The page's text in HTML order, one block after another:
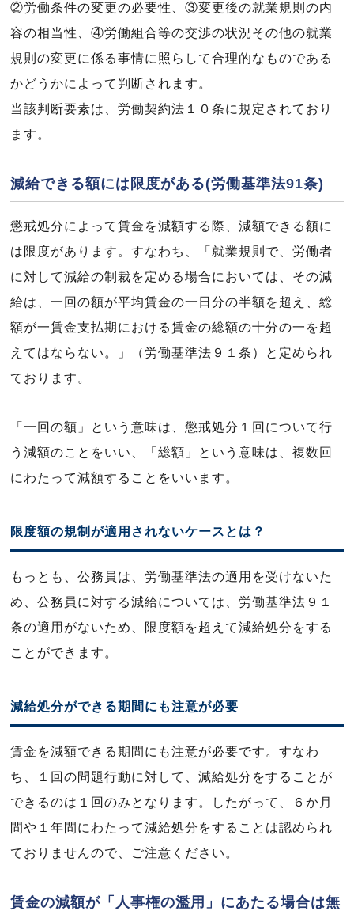
②労働条件の変更の必要性、③変更後の就業規則の内
容の相当性、④労働組合等の交渉の状況その他の就業
規則の変更に係る事情に照らして合理的なものである
かどうかによって判断されます。
当該判断要素は、労働契約法１０条に規定されており
ます。
減給できる額には限度がある(労働基準法91条)
懲戒処分によって賃金を減額する際、減額できる額に
は限度があります。すなわち、「就業規則で、労働者
に対して減給の制裁を定める場合においては、その減
給は、一回の額が平均賃金の一日分の半額を超え、総
額が一賃金支払期における賃金の総額の十分の一を超
えてはならない。」（労働基準法９１条）と定められ
ております。
「一回の額」という意味は、懲戒処分１回について行
う減額のことをいい、「総額」という意味は、複数回
にわたって減額することをいいます。
限度額の規制が適用されないケースとは？
もっとも、公務員は、労働基準法の適用を受けないた
め、公務員に対する減給については、労働基準法９１
条の適用がないため、限度額を超えて減給処分をする
ことができます。
減給処分ができる期間にも注意が必要
賃金を減額できる期間にも注意が必要です。すなわ
ち、１回の問題行動に対して、減給処分をすることが
できるのは１回のみとなります。したがって、６か月
間や１年間にわたって減給処分をすることは認められ
ておりませんので、ご注意ください。
賃金の減額が「人事権の濫用」にあたる場合は無